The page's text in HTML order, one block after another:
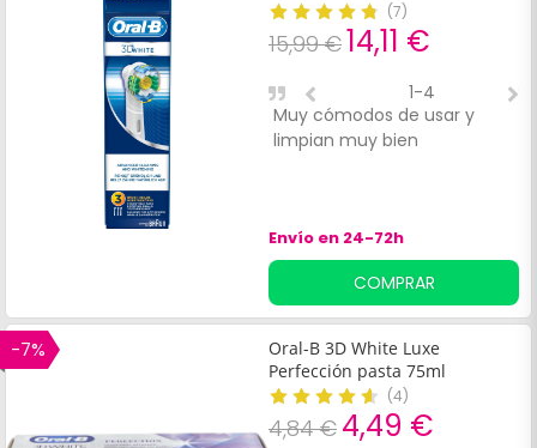
(7)
15,99 €14,11 €
Muy cómodos de usar y
limpian muy bien
1-4
Envío en 24-72h
COMPRAR
-7%
Oral-B 3D White Luxe
Perfección pasta 75ml
(4)
4,84 € 4,49 €